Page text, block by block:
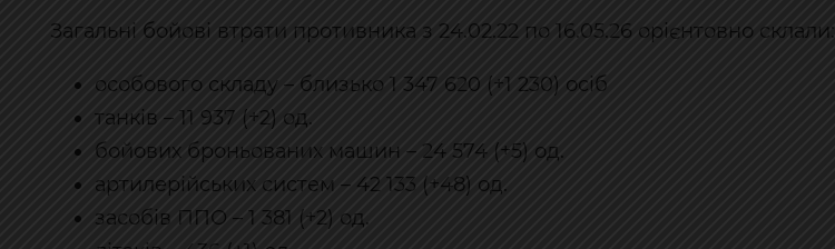
Загальні бойові втрати противника з 24.02.22 по 16.05.26 орієнтовно склали:
особового складу – близько 1 347 620 (+1 230) осіб
танків – 11 937 (+2) од.
бойових броньованих машин – 24 574 (+5) од.
артилерійських систем – 42 133 (+48) од.
засобів ППО – 1 381 (+2) од.